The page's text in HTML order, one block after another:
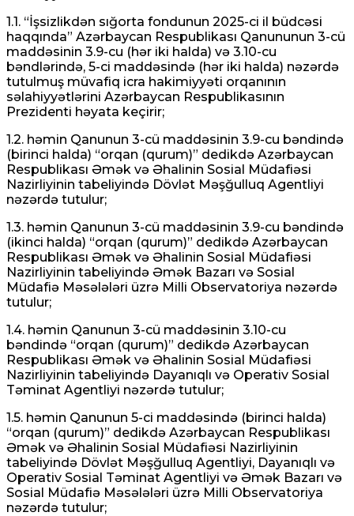
1.1. “İşsizlikdən sığorta fondunun 2025-ci il büdcəsi
haqqında” Azərbaycan Respublikası Qanununun 3-cü
maddəsinin 3.9-cu (hər iki halda) və 3.10-cu
bəndlərində, 5-ci maddəsində (hər iki halda) nəzərdə
tutulmuş müvafiq icra hakimiyyəti orqanının
səlahiyyətlərini Azərbaycan Respublikasının
Prezidenti həyata keçirir;
1.2. həmin Qanunun 3-cü maddəsinin 3.9-cu bəndində
(birinci halda) “orqan (qurum)” dedikdə Azərbaycan
Respublikası Əmək və Əhalinin Sosial Müdafiəsi
Nazirliyinin tabeliyində Dövlət Məşğulluq Agentliyi
nəzərdə tutulur;
1.3. həmin Qanunun 3-cü maddəsinin 3.9-cu bəndində
(ikinci halda) “orqan (qurum)” dedikdə Azərbaycan
Respublikası Əmək və Əhalinin Sosial Müdafiəsi
Nazirliyinin tabeliyində Əmək Bazarı və Sosial
Müdafiə Məsələləri üzrə Milli Observatoriya nəzərdə
tutulur;
1.4. həmin Qanunun 3-cü maddəsinin 3.10-cu
bəndində “orqan (qurum)” dedikdə Azərbaycan
Respublikası Əmək və Əhalinin Sosial Müdafiəsi
Nazirliyinin tabeliyində Dayanıqlı və Operativ Sosial
Təminat Agentliyi nəzərdə tutulur;
1.5. həmin Qanunun 5-ci maddəsində (birinci halda)
“orqan (qurum)” dedikdə Azərbaycan Respublikası
Əmək və Əhalinin Sosial Müdafiəsi Nazirliyinin
tabeliyində Dövlət Məşğulluq Agentliyi, Dayanıqlı və
Operativ Sosial Təminat Agentliyi və Əmək Bazarı və
Sosial Müdafiə Məsələləri üzrə Milli Observatoriya
nəzərdə tutulur;